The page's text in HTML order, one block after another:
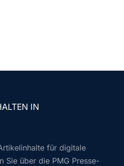
IN
für digitale
Sie über die PMG Presse-